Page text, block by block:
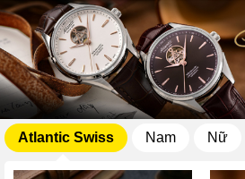
Atlantic Swiss Nam Nữ